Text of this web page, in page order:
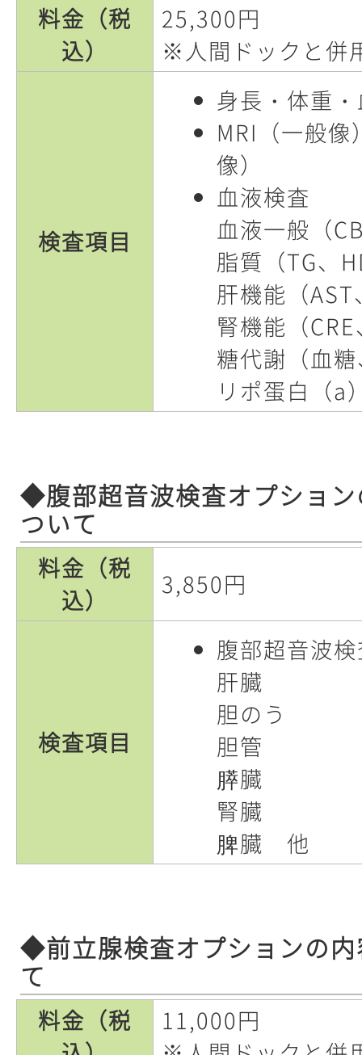
料金（税
込）
25,300円
※人間ドックと併
検査項目
身長・体重
MRI（一般像
像）
血液検査
血液一般（
脂質（TG、
肝機能（
腎機能（
糖代謝（血
リポ蛋白（a
◆腹部超音波検査オプショ
ついて
料金（税
込）
3,850円
検査項目
腹部超音波
肝臓
胆のう
胆管
膵臓
腎臓
脾臓 他
◆前立腺検査オプションの
て
料金（税
11,000円